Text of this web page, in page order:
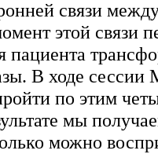
связи
этой связи
В ходе
по этим
мы
можно